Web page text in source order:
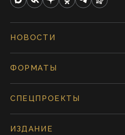
НОВОСТИ
ФОРМАТЫ
СПЕЦПРОЕКТЫ
ИЗДАНИЕ